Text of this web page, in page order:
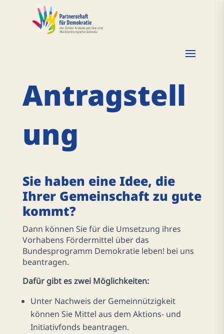
Antragstell
ung
Sie haben eine Idee, die
Ihrer Gemeinschaft zu gute
kommt?
Dann können Sie für die Umsetzung ihres
Vorhabens Fördermittel über das
Bundesprogramm Demokratie leben! bei uns
beantragen.
Dafür gibt es zwei Möglichkeiten:
Unter Nachweis der Gemeinnützigkeit
können Sie Mittel aus dem Aktions- und
Initiativfonds beantragen.